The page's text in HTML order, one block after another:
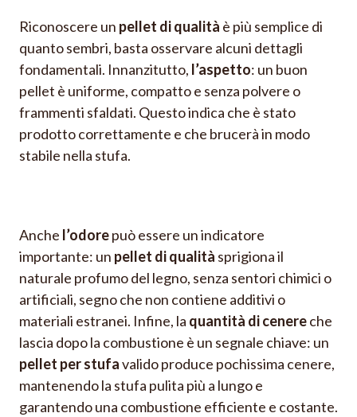
Riconoscere un pellet di qualità è più semplice di
quanto sembri, basta osservare alcuni dettagli
fondamentali. Innanzitutto, l’aspetto: un buon
pellet è uniforme, compatto e senza polvere o
frammenti sfaldati. Questo indica che è stato
prodotto correttamente e che brucerà in modo
stabile nella stufa.
Anche l’odorepuò essere un indicatore
importante: un pellet di qualità sprigiona il
naturale profumo del legno, senza sentori chimici o
artificiali, segno che non contiene additivi o
materiali estranei. Infine, la quantità di cenereche
lascia dopo la combustione è un segnale chiave: un
pellet per stufavalido produce pochissima cenere,
mantenendo la stufa pulita più a lungo e
garantendo una combustione efficiente e costante.